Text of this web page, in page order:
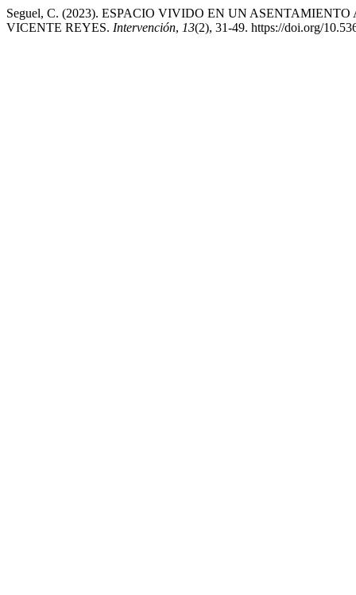
Seguel, C. (2023). ESPACIO VIVIDO EN UN
VICENTE REYES. Intervención, 13(2), 31-49. https://doi.org/